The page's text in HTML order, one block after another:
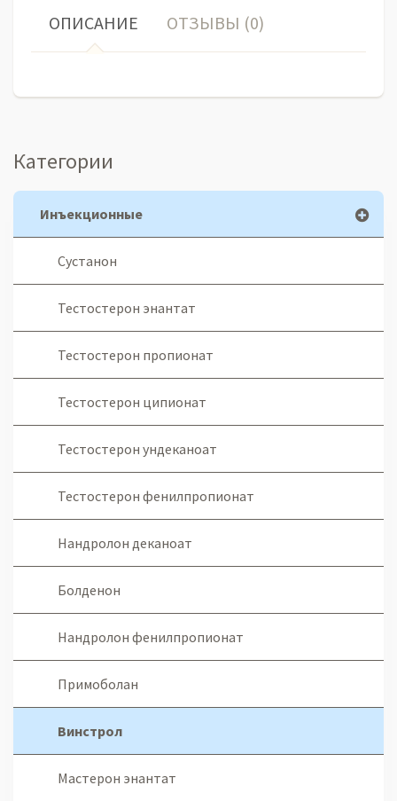
ОПИСАНИЕ ОТЗЫВЫ (0)
Категории
Инъекционные
Сустанон
Тестостерон энантат
Тестостерон пропионат
Тестостерон ципионат
Тестостерон ундеканоат
Тестостерон фенилпропионат
Нандролон деканоат
Болденон
Нандролон фенилпропионат
Примоболан
Винстрол
Мастерон энантат